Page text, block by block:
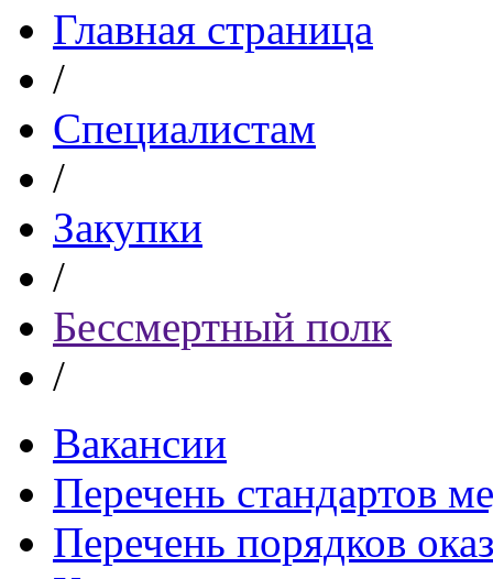
Главная страница
/
Специалистам
/
Закупки
/
Бессмертный полк
/
Вакансии
Перечень стандартов
Перечень порядков